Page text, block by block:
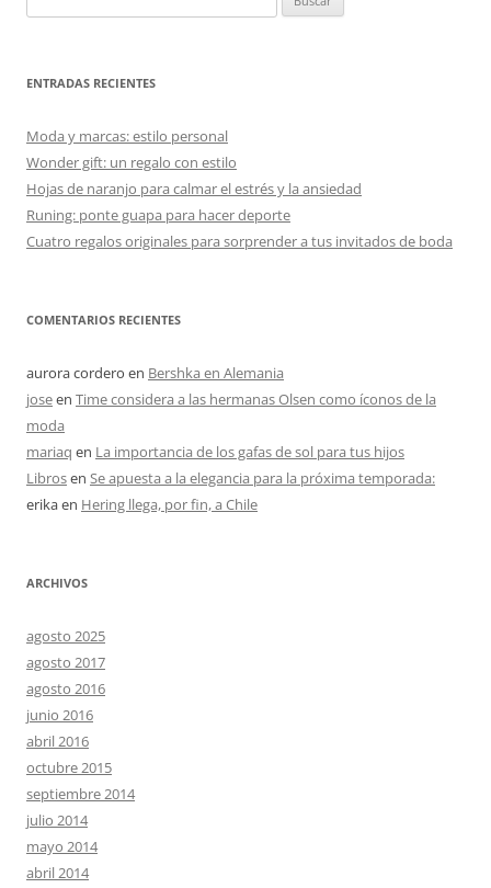
ENTRADAS RECIENTES
Moda y marcas: estilo personal
Wonder gift: un regalo con estilo
Hojas de naranjo para calmar el estrés y la ansiedad
Runing: ponte guapa para hacer deporte
Cuatro regalos originales para sorprender a tus invitados de boda
COMENTARIOS RECIENTES
aurora cordero en Bershka en Alemania
joseen Time considera a las hermanas Olsen como íconos de la
moda
mariaq en La importancia de los gafas de sol para tus hijos
Librosen Se apuesta a la elegancia para la próxima temporada:
erikaen Hering llega, por fin, a Chile
ARCHIVOS
agosto 2025
agosto 2017
agosto 2016
junio 2016
abril 2016
octubre 2015
septiembre 2014
julio 2014
mayo 2014
abril 2014